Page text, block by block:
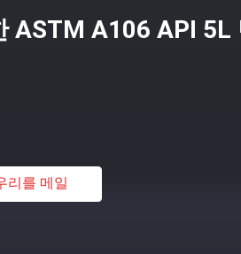
ASTM A106 API 5L
리를 메일